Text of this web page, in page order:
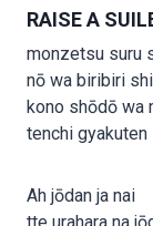
RAISE A
monzetsu suru
nō wa biribiri
kono shōdō wa
tenchi
Ah jōdan ja nai